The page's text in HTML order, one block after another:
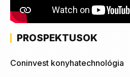
PROSPEKTUSOK
Coninvest konyhatechnológia